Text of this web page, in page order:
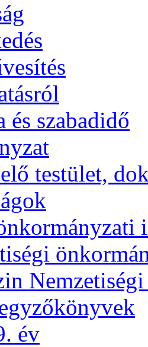
és szabadidő
testület,
év